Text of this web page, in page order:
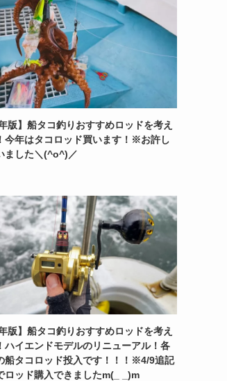
版】船タコ釣りおすすめロッドを考え
今年はタコロッド買います！※お許し
ました＼(^o^)／
版】船タコ釣りおすすめロッドを考え
ハイエンドモデルのリニューアル！各
船タコロッド投入です！！！※4/9追記
ロッド購入できましたm(_ _)m